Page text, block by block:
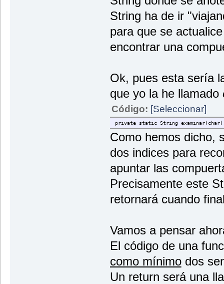
String ha de ir
para que se
encontrar una
Ok, pues esta sería
que yo la he llamado
Código: [Seleccionar]
private static String
Como hemos dicho,
dos indices para
apuntar las
Precisamente este
retornará cuando
Vamos a pensar
El código de una
como mínimodos
Un return será una